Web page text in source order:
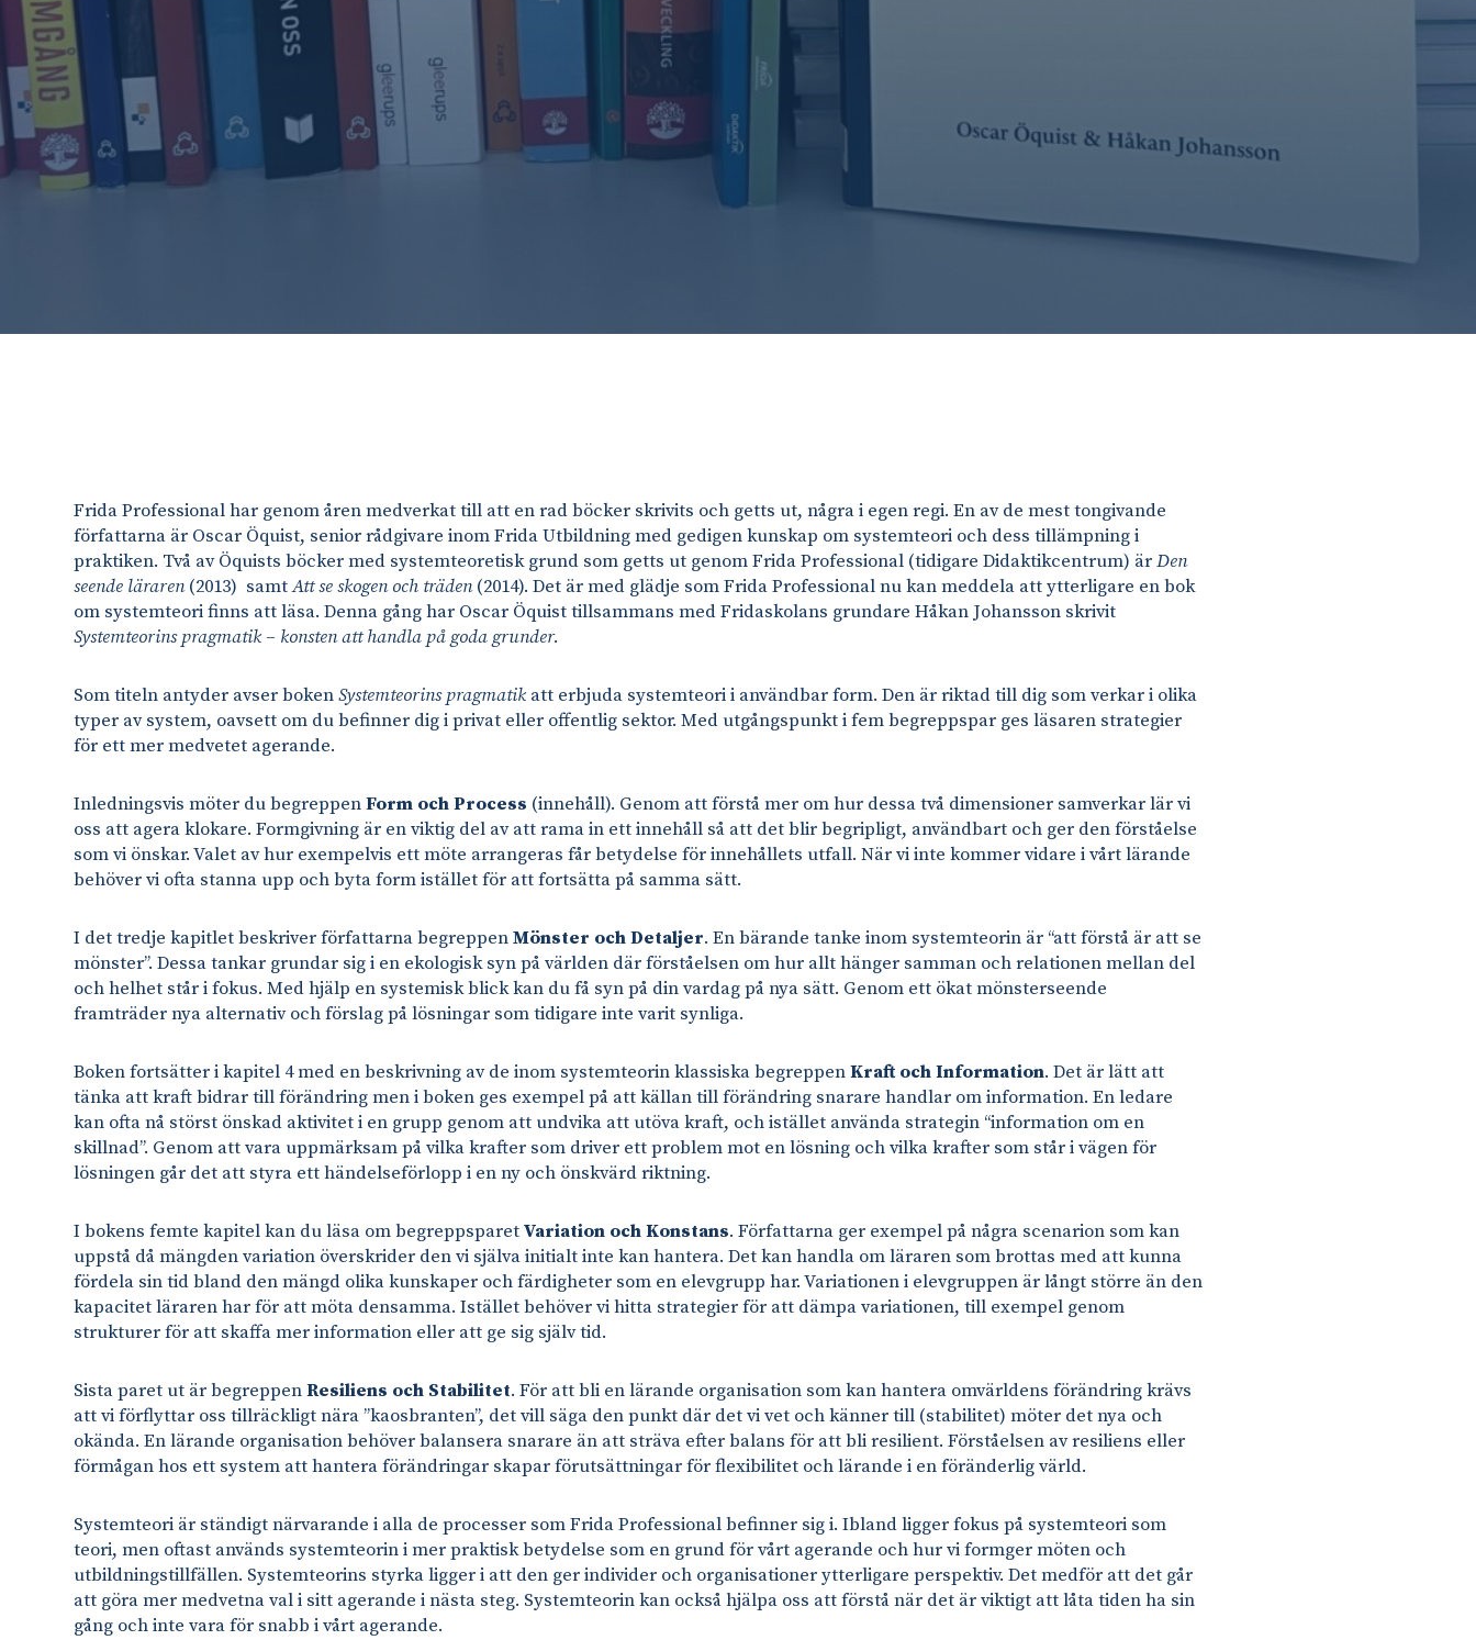
Frida Professional har genom åren medverkat till att en rad böcker skrivits och getts ut, några i egen regi. En av de mest tongivande
författarna är Oscar Öquist, senior rådgivare inom Frida Utbildning med gedigen kunskap om systemteori och dess tillämpning i
praktiken. Två av Öquists böcker med systemteoretisk grund som getts ut genom Frida Professional (tidigare Didaktikcentrum) ärDen
seende läraren(2013) samtAtt se skogen och träden(2014). Det är med glädje som Frida Professional nu kan meddela att ytterligare en bok
om systemteori finns att läsa. Denna gång har Oscar Öquist tillsammans med Fridaskolans grundare Håkan Johansson skrivit
Systemteorins pragmatik – konsten att handla på goda grunder.
Som titeln antyder avser bokenSystemteorins pragmatik att erbjuda systemteori i användbar form. Den är riktad till dig som verkar i olika
typer av system, oavsett om du befinner dig i privat eller offentlig sektor. Med utgångspunkt i fem begreppspar ges läsaren strategier
för ett mer medvetet agerande.
Inledningsvis möter du begreppenForm och Process (innehåll). Genom att förstå mer om hur dessa två dimensioner samverkar lär vi
oss att agera klokare. Formgivning är en viktig del av att rama in ett innehåll så att det blir begripligt, användbart och ger den förståelse
som vi önskar. Valet av hur exempelvis ett möte arrangeras får betydelse för innehållets utfall. När vi inte kommer vidare i vårt lärande
behöver vi ofta stanna upp och byta form istället för att fortsätta på samma sätt.
I det tredje kapitlet beskriver författarna begreppenMönster och Detaljer. En bärande tanke inom systemteorin är “att förstå är att se
mönster”. Dessa tankar grundar sig i en ekologisk syn på världen där förståelsen om hur allt hänger samman och relationen mellan del
och helhet står i fokus. Med hjälp en systemisk blick kan du få syn på din vardag på nya sätt. Genom ett ökat mönsterseende
framträder nya alternativ och förslag på lösningar som tidigare inte varit synliga.
Boken fortsätter i kapitel 4 med en beskrivning av de inom systemteorin klassiska begreppenKraft och Information. Det är lätt att
tänka att kraft bidrar till förändring men i boken ges exempel på att källan till förändring snarare handlar om information. En ledare
kan ofta nå störst önskad aktivitet i en grupp genom att undvika att utöva kraft, och istället använda strategin “information om en
skillnad”. Genom att vara uppmärksam på vilka krafter som driver ett problem mot en lösning och vilka krafter som står i vägen för
lösningen går det att styra ett händelseförlopp i en ny och önskvärd riktning.
I bokens femte kapitel kan du läsa om begreppsparetVariation och Konstans. Författarna ger exempel på några scenarion som kan
uppstå då mängden variation överskrider den vi själva initialt inte kan hantera. Det kan handla om läraren som brottas med att kunna
fördela sin tid bland den mängd olika kunskaper och färdigheter som en elevgrupp har. Variationen i elevgruppen är långt större än den
kapacitet läraren har för att möta densamma. Istället behöver vi hitta strategier för att dämpa variationen, till exempel genom
strukturer för att skaffa mer information eller att ge sig själv tid.
Sista paret ut är begreppenResiliens och Stabilitet. För att bli en lärande organisation som kan hantera omvärldens förändring krävs
att vi förflyttar oss tillräckligt nära ”kaosbranten”, det vill säga den punkt där det vi vet och känner till (stabilitet) möter det nya och
okända. En lärande organisation behöver balansera snarare än att sträva efter balans för att bli resilient. Förståelsen av resiliens eller
förmågan hos ett system att hantera förändringar skapar förutsättningar för flexibilitet och lärande i en föränderlig värld.
Systemteori är ständigt närvarande i alla de processer som Frida Professional befinner sig i. Ibland ligger fokus på systemteori som
teori, men oftast används systemteorin i mer praktisk betydelse som en grund för vårt agerande och hur vi formger möten och
utbildningstillfällen. Systemteorins styrka ligger i att den ger individer och organisationer ytterligare perspektiv. Det medför att det går
att göra mer medvetna val i sitt agerande i nästa steg. Systemteorin kan också hjälpa oss att förstå när det är viktigt att låta tiden ha sin
gång och inte vara för snabb i vårt agerande.